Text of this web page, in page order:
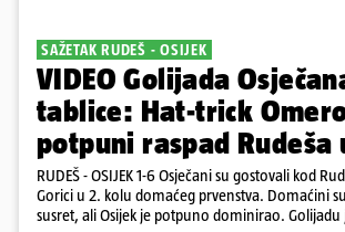
SAŽETAK RUDEŠ - OSIJEK
VIDEO Golijada
tablice: Hat-trick
potpuni raspad Rudeša
RUDEŠ - OSIJEK 1-6 Osječani su gostovali kod
Gorici u 2. kolu domaćeg prvenstva. Domaćini
susret, ali Osijek je potpuno dominirao. Golijadu